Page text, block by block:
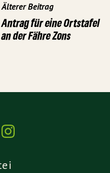
Älterer Beitrag
Antrag für eine Ortstafel
an der Fähre Zons